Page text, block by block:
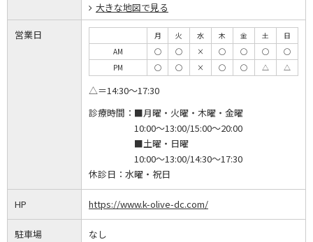
大きな地図で見る
営業日 月 火 水 木 金 土
日
AM
◯ ◯ × ◯ ◯ ◯
◯
PM
◯ ◯ × ◯ ◯ △ △
△＝14:30～17:30
診療時間： ■月曜・火曜・木曜・金曜
10:00～13:00/15:00～20:00
■土曜・日曜
10:00～13:00/14:30～17:30
休診日： 水曜・祝日
HP https://www.k-olive-dc.com/
駐車場 なし